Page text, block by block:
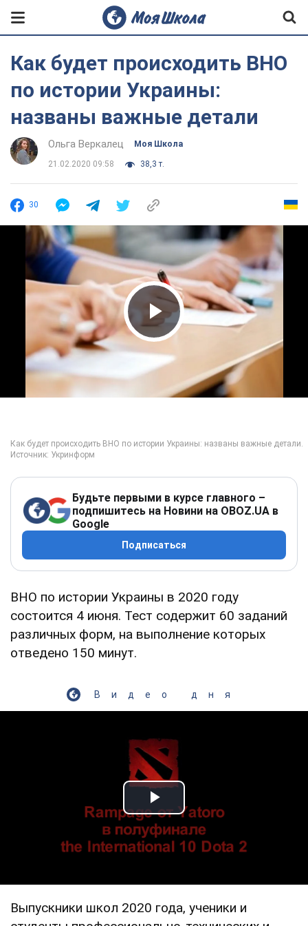
Как будет происходить ВНО
по истории Украины:
названы важные детали
Ольга Веркалец Моя Школа
21.02.2020 09:58 38,3 т.
30
Play Video
Будьте первыми в курсе главного –
подпишитесь на Новини на OBOZ.UA в
Google
Подписаться
ВНО по истории Украины в 2020 году
состоится 4 июня. Тест содержит 60 заданий
различных форм, на выполнение которых
отведено 150 минут.
Видео дня
Play Video
Выпускники школ 2020 года, ученики и